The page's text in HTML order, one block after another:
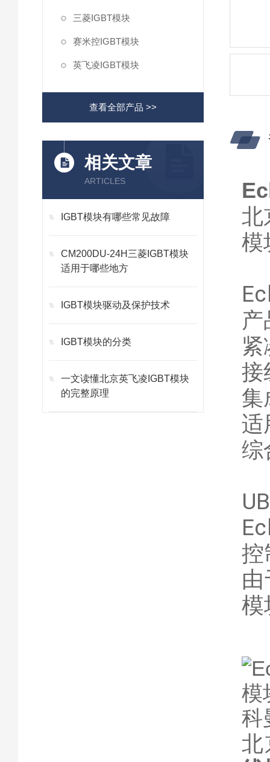
三菱IGBT模块
赛米控IGBT模块
英飞凌IGBT模块
查看全部产品 >>
相关文章
ARTICLES
IGBT模块有哪些常见故障
CM200DU-24H三菱IGBT模块
适用于哪些地方
IGBT模块驱动及保护技术
IGBT模块的分类
一文读懂北京英飞凌IGBT模块
的完整原理
北
模
产
紧
接
集
适
综
控
模
北